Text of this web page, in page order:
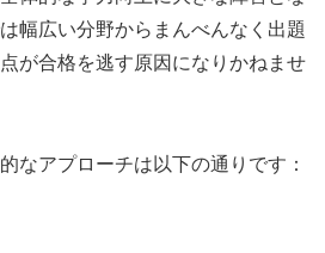
幅広い分野からまんべんなく出題
が合格を逃す原因になりかねませ
なアプローチは以下の通りです：